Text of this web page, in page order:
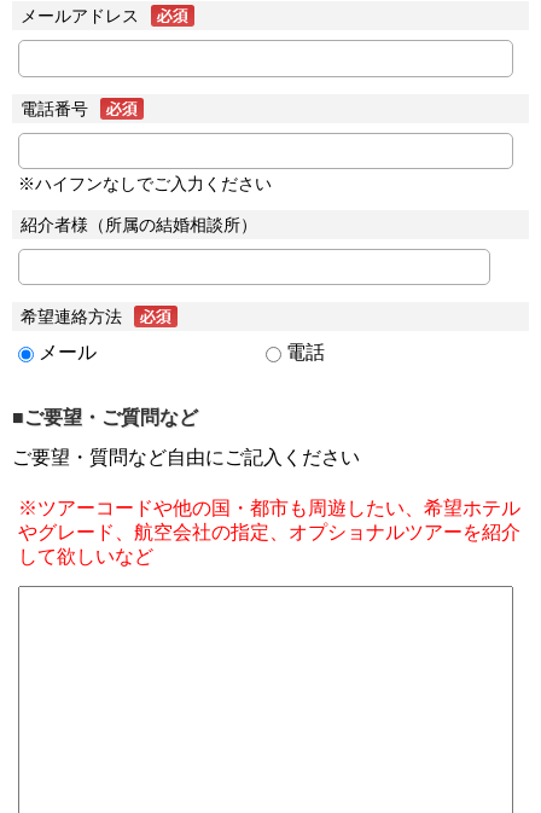
メールアドレス
電話番号
※ハイフンなしでご入力ください
紹介者様（所属の結婚相談所）
希望連絡方法
メール 電話
■ご要望・ご質問など
ご要望・質問など自由にご記入ください
※ツアーコードや他の国・都市も周遊したい、希望ホテル
やグレード、航空会社の指定、オプショナルツアーを紹介
して欲しいなど